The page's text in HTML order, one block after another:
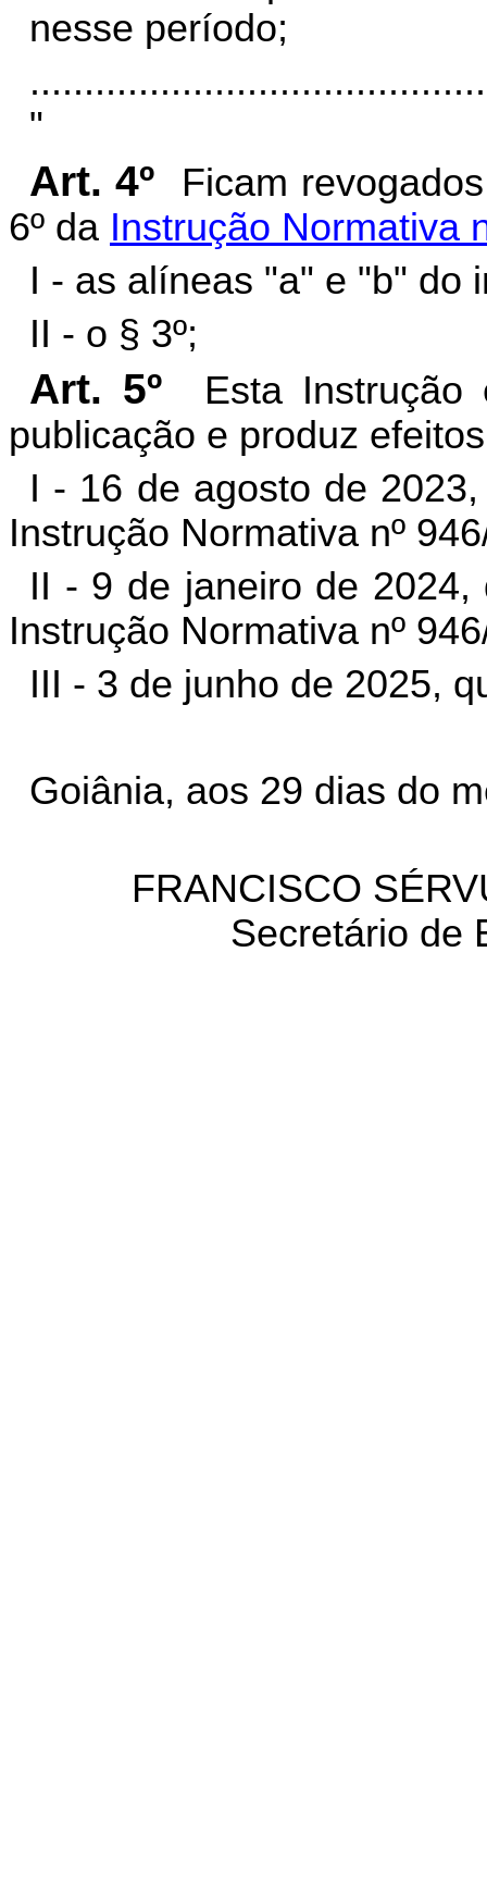
nesse período;
"
Art. 4º
Ficam
6º da Instrução Normativa
I - as alíneas "a" e "b" do
II - o § 3º;
Art. 5º
Esta
publicação e produz
I - 16 de agosto de
Instrução Normativa nº
II - 9 de janeiro de
Instrução Normativa nº
III - 3 de junho de 2025,
Goiânia, aos 29 dias do
FRANCISCO
Secretário de